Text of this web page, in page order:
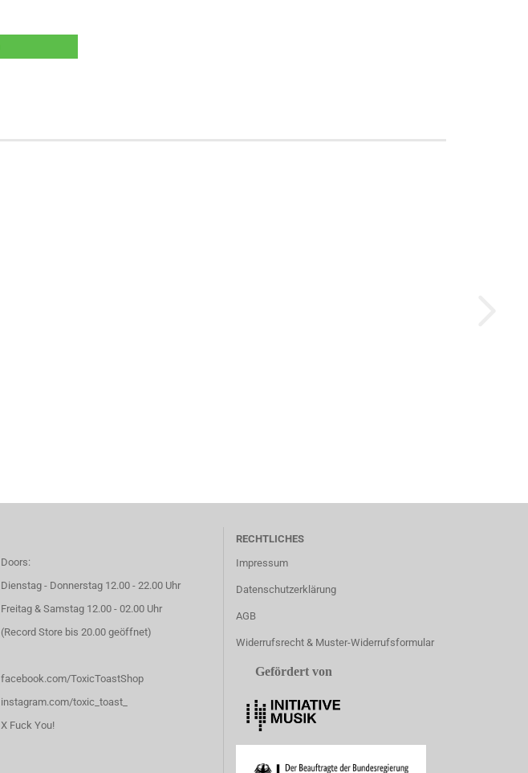
Doors:
Dienstag - Donnerstag 12.00 - 22.00 Uhr
Freitag & Samstag 12.00 - 02.00 Uhr
(Record Store bis 20.00 geöffnet)
facebook.com/ToxicToastShop
instagram.com/toxic_toast_
X Fuck You!
RECHTLICHES
Impressum
Datenschutzerklärung
AGB
Widerrufsrecht & Muster-Widerrufsformular
Gefördert von